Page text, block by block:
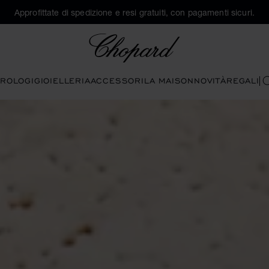
Approfittate di spedizione e resi gratuiti, con pagamenti sicuri.
GIOIELLERIAACCESSORILA MAISONNOVITÀREGALI